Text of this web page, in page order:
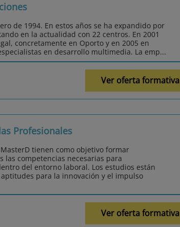
de 1994. En estos años se ha expandido por
en la actualidad con 22 centros. En 2001
concretamente en Oporto y en 2005 en
en desarrollo multimedia. La emp...
Ver oferta formativa
Profesionales
tienen como objetivo formar
las competencias necesarias para
del entorno laboral. Los estudios están
para la innovación y el impulso
Ver oferta formativa